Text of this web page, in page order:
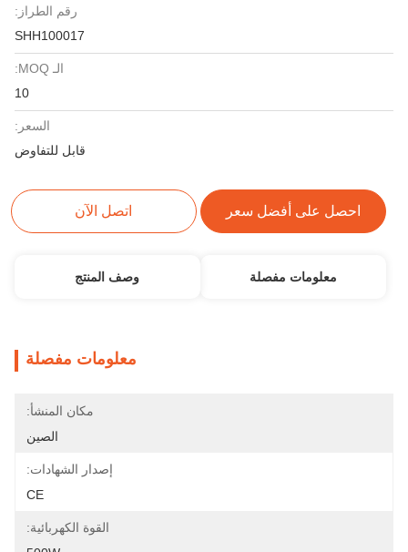
رقم الطراز:
SHH100017
الـ MOQ:
10
السعر:
قابل للتفاوض
احصل على أفضل سعر اتصل الآن
معلومات مفصلة وصف المنتج
معلومات مفصلة
مكان المنشأ:
الصين
إصدار الشهادات:
CE
القوة الكهربائية: